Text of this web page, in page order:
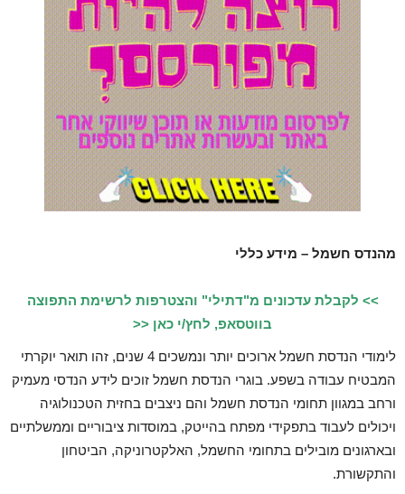
מהנדס חשמל – מידע כללי
>> לקבלת עדכונים מ"דתילי" והצטרפות לרשימת התפוצה
בווטסאפ, לחץ/י כאן <<
לימודי הנדסת חשמל ארוכים יותר ונמשכים 4 שנים, זהו תואר יוקרתי
המבטיח עבודה בשפע. בוגרי הנדסת חשמל זוכים לידע הנדסי מעמיק
ורחב במגוון תחומי הנדסת חשמל והם ניצבים בחזית הטכנולוגיה
ויכולים לעבוד בתפקידי מפתח בהייטק, במוסדות ציבוריים וממשלתיים
ובארגונים מובילים בתחומי החשמל, האלקטרוניקה, הביטחון
והתקשורת.